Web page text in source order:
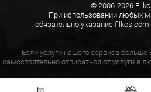
© 2006-2026
При использовании любых
обязательно указание
Если услуги нашего сервиса
самостоятельно отписаться от услуги в